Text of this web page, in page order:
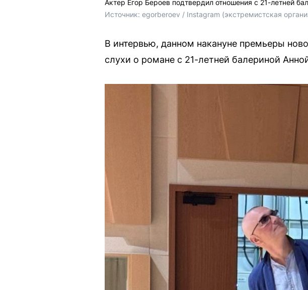
Актер Егор Бероев подтвердил отношения с 21-летней
Источник: egorberoev / Instagram (экстремистская
В интервью, данном накануне премьеры
слухи о романе с 21-летней балериной